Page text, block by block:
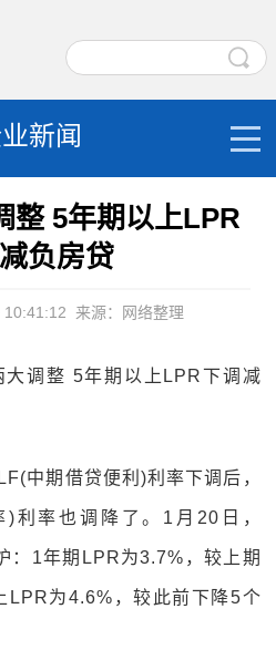
新闻
整 5年期以上LPR
负房贷
10:41:12 来源：网络整理
大调整 5年期以上LPR下调减
中期借贷便利)利率下调后，
利率也调降了。1月20日，
：1年期LPR为3.7%，较上期
LPR为4.6%，较此前下降5个